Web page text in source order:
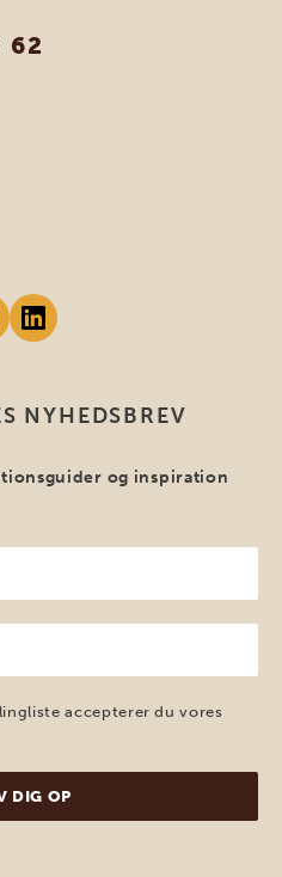
62
NYHEDSBREV
og inspiration
accepterer du vores